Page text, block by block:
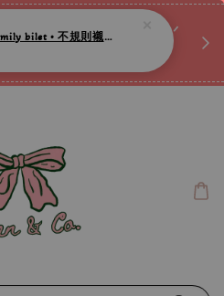
手鍊』嗎ꕀ♡ 私訊我們.ᐟ.ᐟ
這邊按下去